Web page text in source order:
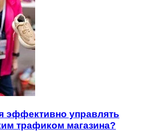
эффективно управлять
трафиком магазина?